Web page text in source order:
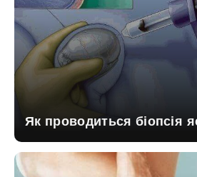
Як проводиться біопсія